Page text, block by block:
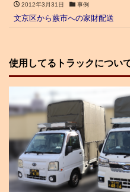
2012年3月31日 事例
文京区から蕨市への家財配送
使用してるトラックについ